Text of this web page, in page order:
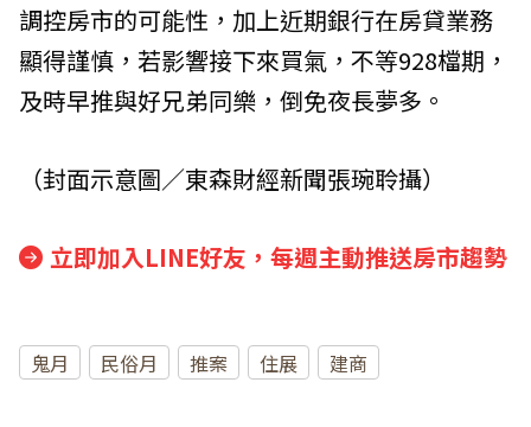
調控房市的可能性，加上近期銀行在房貸業務
顯得謹慎，若影響接下來買氣，不等928檔期，
及時早推與好兄弟同樂，倒免夜長夢多。
（封面示意圖／東森財經新聞張琬聆攝）
立即加入LINE好友，每週主動推送房市趨勢
鬼月 民俗月 推案 住展 建商